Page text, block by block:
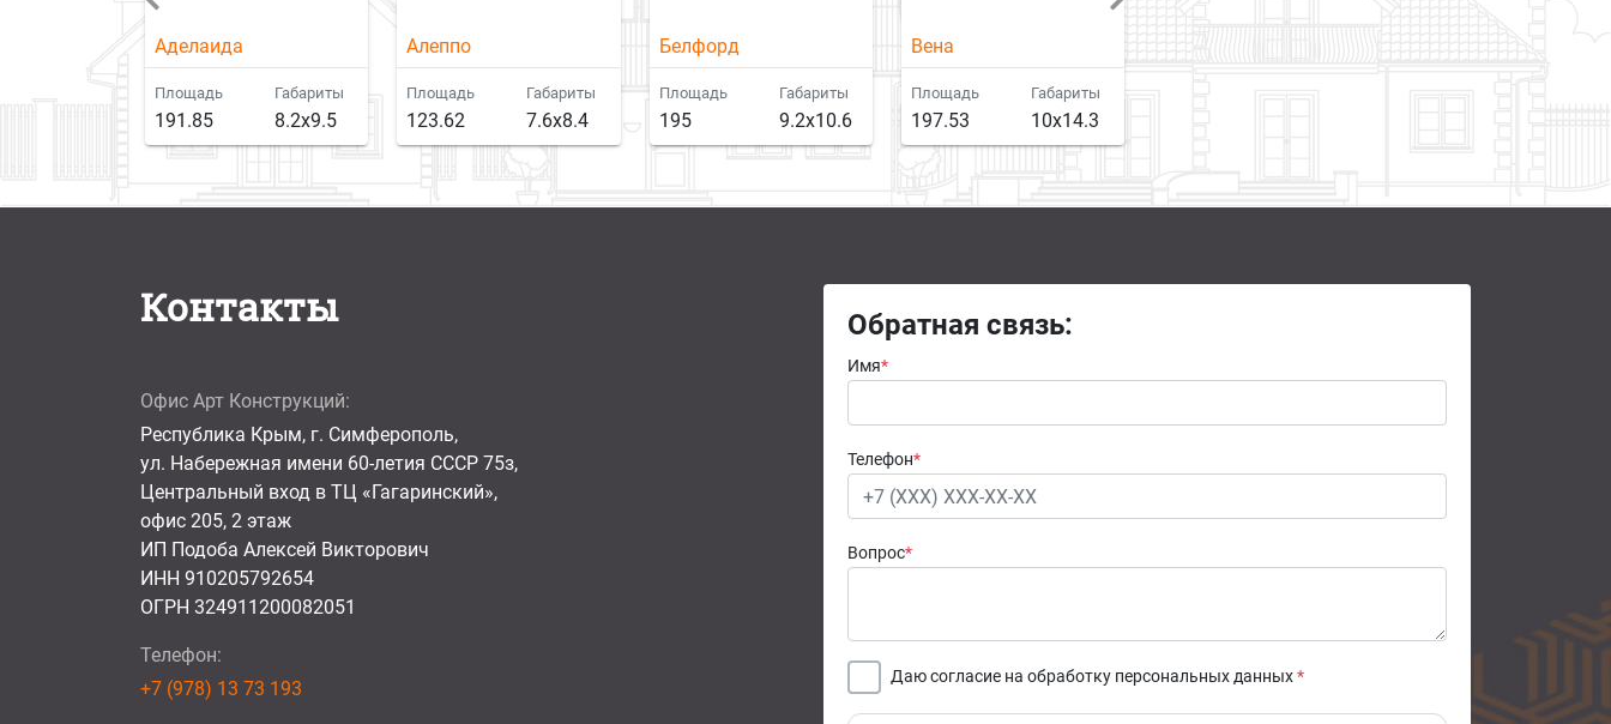
Аделаида
Площадь
191.85
Габариты
8.2x9.5
Алеппо
Площадь
123.62
Габариты
7.6x8.4
Белфорд
Площадь
195
Габариты
9.2x10.6
Вена
Площадь
197.53
Габариты
10x14.3
Контакты
Офис Арт Конструкций:
Республика Крым, г. Симферополь,
ул. Набережная имени 60-летия СССР 75з,
Центральный вход в ТЦ «Гагаринский»,
офис 205, 2 этаж
ИП Подоба Алексей Викторович
ИНН 910205792654
ОГРН 324911200082051
Телефон:
+7 (978) 13 73 193
Обратная связь:
Имя*
Телефон*
Вопрос*
Даю согласие на обработку персональных данных*